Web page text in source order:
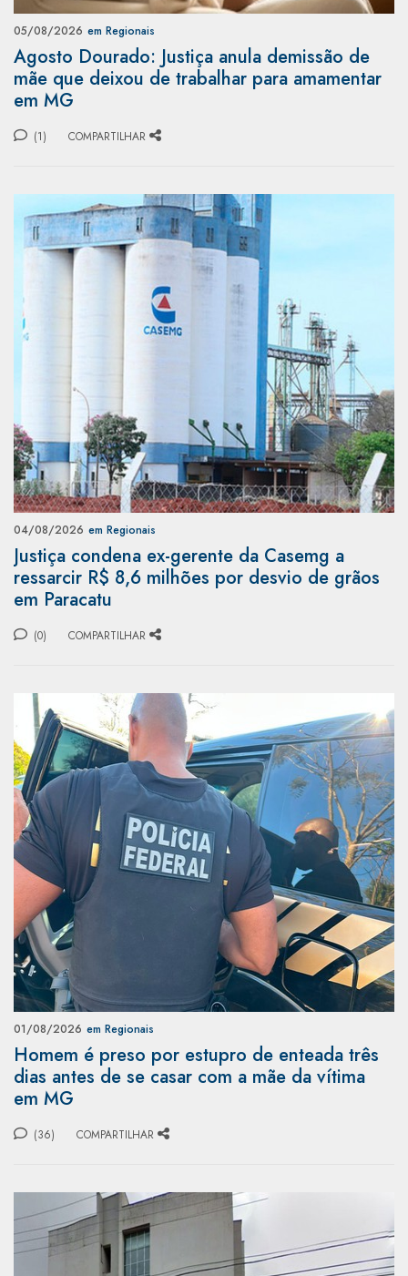
05/08/2026 em Regionais
Agosto Dourado: Justiça anula demissão de
mãe que deixou de trabalhar para amamentar
em MG
(1) COMPARTILHAR
04/08/2026 em Regionais
Justiça condena ex-gerente da Casemg a
ressarcir R$ 8,6 milhões por desvio de grãos
em Paracatu
(0) COMPARTILHAR
01/08/2026 em Regionais
Homem é preso por estupro de enteada três
dias antes de se casar com a mãe da vítima
em MG
(36) COMPARTILHAR